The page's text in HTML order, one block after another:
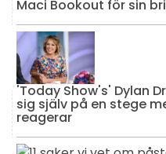
Maci Bookout för sin
'Today Show's' Dylan
sig själv på en stege
reagerar